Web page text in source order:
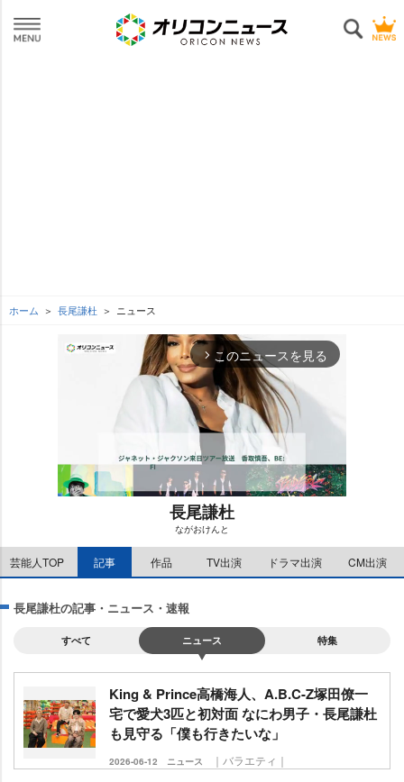
ホーム 長尾謙杜 ニュース
arrow_forward_ios このニュースを見る
M
u
t
長尾謙杜
ながおけんと
芸能人TOP 記事 作品 TV出演 ドラマ出演 CM出演
長尾謙杜の記事・ニュース・速報
すべて ニュース 特集
King & Prince高橋海人、A.B.C-Z塚田僚一
宅で愛犬3匹と初対面 なにわ男子・長尾謙杜
も見守る「僕も行きたいな」
2026-06-12 ニュース ｜バラエティ｜